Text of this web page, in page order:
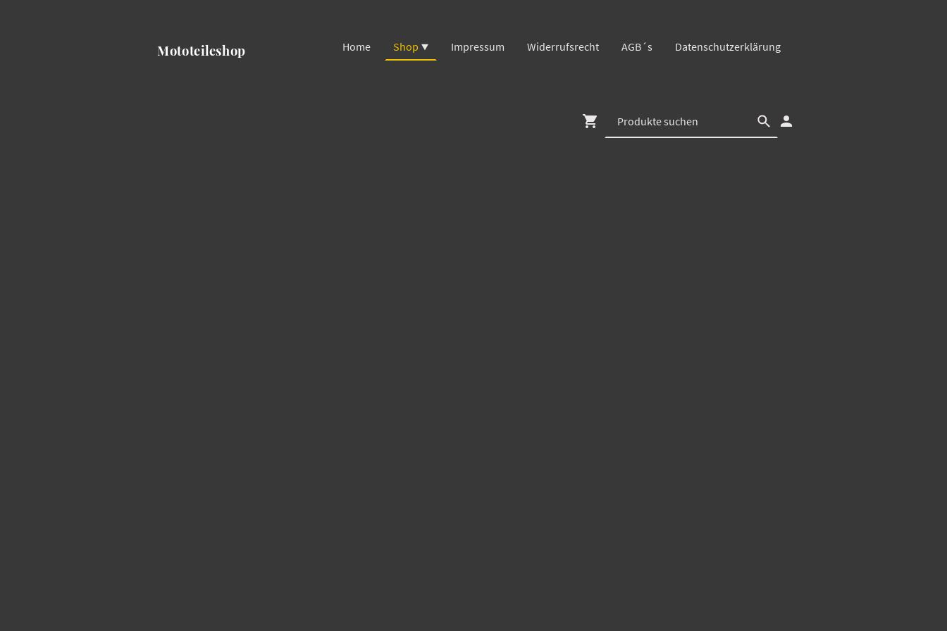
Mototeileshop Home Shop Impressum Widerrufsrecht AGB´s Datenschutzerklärung